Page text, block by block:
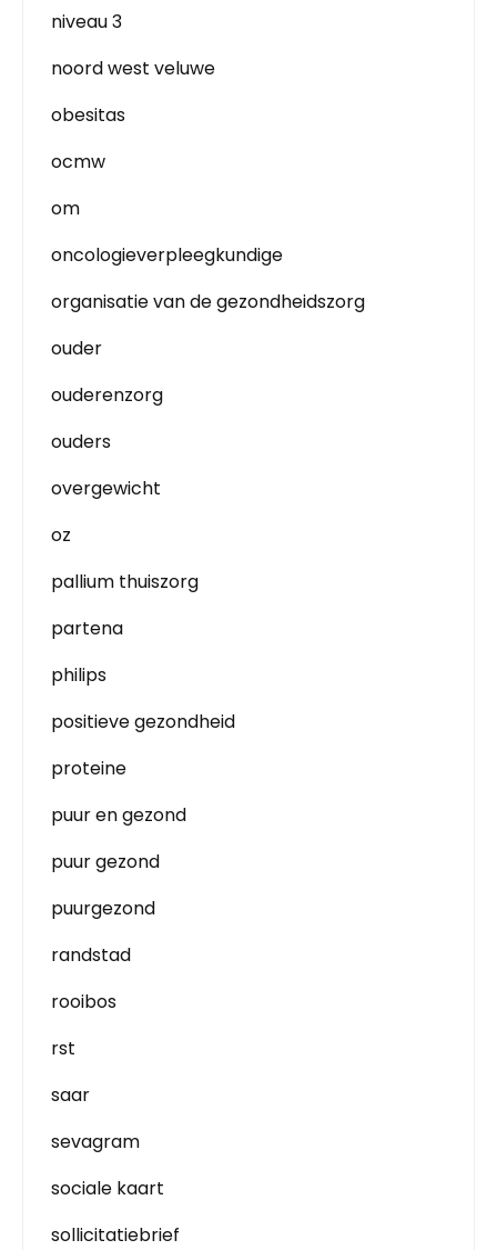
niveau 3
noord west veluwe
obesitas
ocmw
om
oncologieverpleegkundige
organisatie van de gezondheidszorg
ouder
ouderenzorg
ouders
overgewicht
oz
pallium thuiszorg
partena
philips
positieve gezondheid
proteine
puur en gezond
puur gezond
puurgezond
randstad
rooibos
rst
saar
sevagram
sociale kaart
sollicitatiebrief